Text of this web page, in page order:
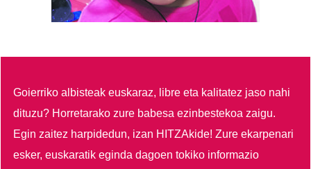
Goierriko albisteak euskaraz, libre eta kalitatez jaso nahi
dituzu? Horretarako zure babesa ezinbestekoa zaigu.
Egin zaitez harpidedun, izan HITZAkide!Zure ekarpenari
esker, euskaratik eginda dagoen tokiko informazio